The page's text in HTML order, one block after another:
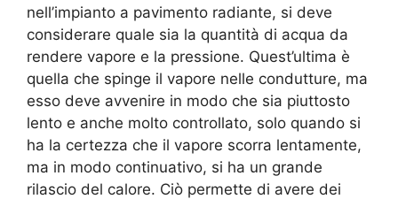
nell’impianto a pavimento radiante, si deve
considerare quale sia la quantità di acqua da
rendere vapore e la pressione. Quest’ultima è
quella che spinge il vapore nelle condutture, ma
esso deve avvenire in modo che sia piuttosto
lento e anche molto controllato, solo quando si
ha la certezza che il vapore scorra lentamente,
ma in modo continuativo, si ha un grande
rilascio del calore. Ciò permette di avere dei